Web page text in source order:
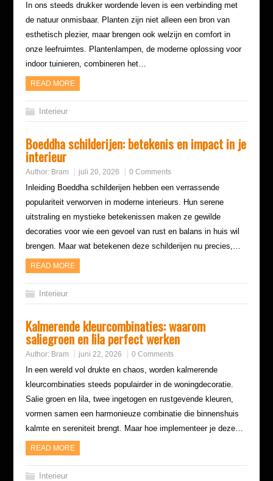
In ons steeds drukker wordende leven is een verbinding met
de natuur onmisbaar. Planten zijn niet alleen een bron van
esthetisch plezier, maar brengen ook welzijn en comfort in
onze leefruimtes. Plantenlampen, de moderne oplossing voor
indoor tuinieren, combineren het…
READ MORE
Interieur
Boeddha schilderijen: betekenis en impact in je
interieur
Author: Bram juli 20, 2026 0 Comments
Inleiding Boeddha schilderijen hebben een verrassende
populariteit verworven in moderne interieurs. Hun serene
uitstraling en mystieke betekenissen maken ze gewilde
decoraties voor wie een gevoel van rust en balans in huis wil
brengen. Maar wat betekenen deze schilderijen nu precies,…
READ MORE
Interieur
Kalmerende kleurcombinaties: waarom
saliegroen en lila perfect werken
Author: Bram juni 22, 2026 0 Comments
In een wereld vol drukte en chaos, worden kalmerende
kleurcombinaties steeds populairder in de woningdecoratie.
Salie groen en lila, twee ingetogen en rustgevende kleuren,
vormen samen een harmonieuze combinatie die binnenshuis
kalmte en sereniteit brengt. Maar hoe implementeer je deze…
READ MORE
Interieur